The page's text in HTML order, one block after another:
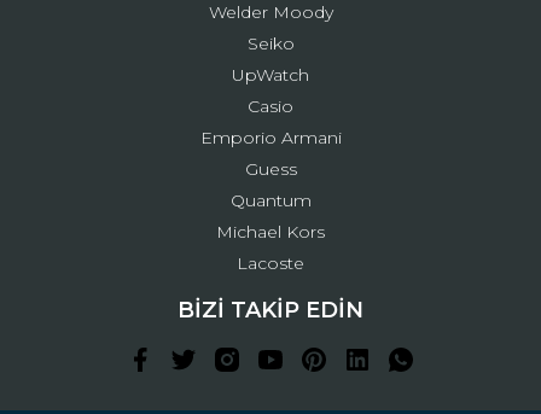
Welder Moody
Seiko
UpWatch
Casio
Emporio Armani
Guess
Quantum
Michael Kors
Lacoste
BİZİ TAKİP EDİN